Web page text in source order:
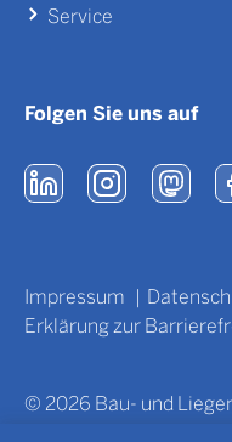
Service
Folgen Sie uns auf
Impressum
Erklärung zur
© 2026 Bau- und